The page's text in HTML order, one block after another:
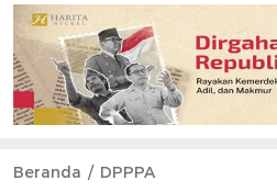
Beranda DPPPA